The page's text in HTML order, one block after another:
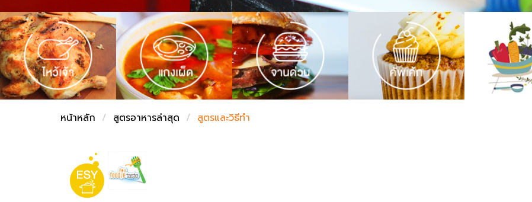
หน้าหลัก สูตรอาหารล่าสุด สูตรและวิธีทำ